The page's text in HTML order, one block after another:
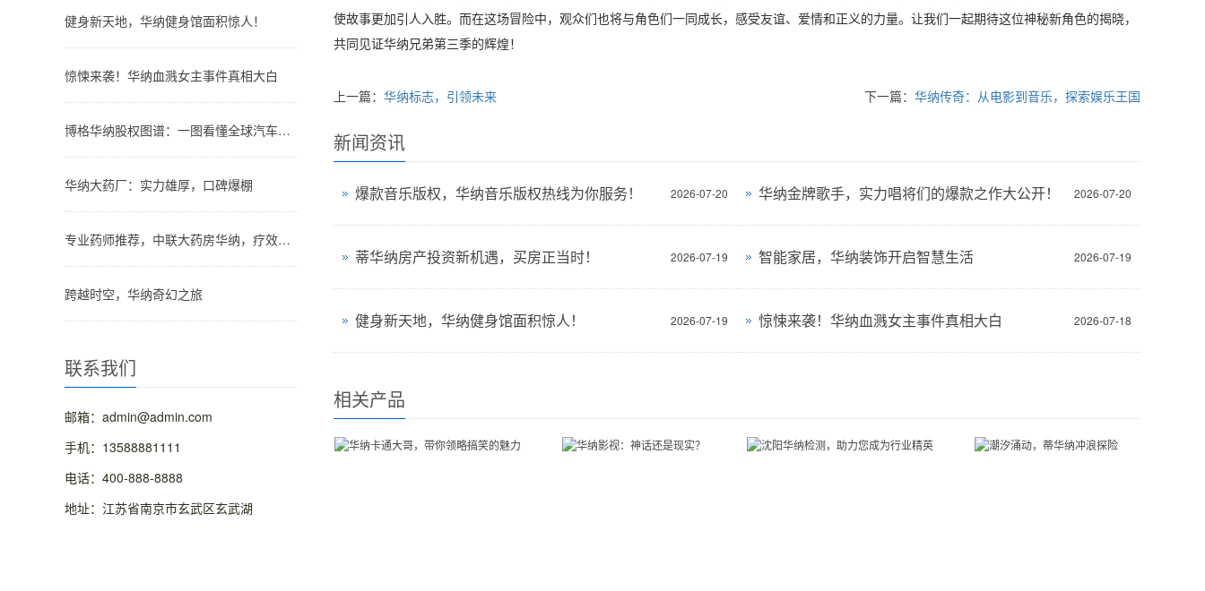
健身新天地，华纳健身馆面积惊人！
惊悚来袭！华纳血溅女主事件真相大白
博格华纳股权图谱：一图看懂全球汽车零部件巨头的股权结构
华纳大药厂：实力雄厚，口碑爆棚
专业药师推荐，中联大药房华纳，疗效看得见！
跨越时空，华纳奇幻之旅
联系我们
邮箱：admin@admin.com
手机：13588881111
电话：400-888-8888
地址：江苏省南京市玄武区玄武湖
使故事更加引人入胜。而在这场冒险中，观众们也将与角色们一同成长，感受友谊、爱情和正义的力量。让我们一起期待这位神秘新角色的揭晓，
共同见证华纳兄弟第三季的辉煌！
上一篇： 华纳标志，引领未来 下一篇： 华纳传奇：从电影到音乐，探索娱乐王国
新闻资讯
2026-07-20
爆款音乐版权，华纳音乐版权热线为你服务！ 2026-07-20
华纳金牌歌手，实力唱将们的爆款之作大公开！
2026-07-19
蒂华纳房产投资新机遇，买房正当时！ 2026-07-19
智能家居，华纳装饰开启智慧生活
2026-07-19
健身新天地，华纳健身馆面积惊人！ 2026-07-18
惊悚来袭！华纳血溅女主事件真相大白
相关产品